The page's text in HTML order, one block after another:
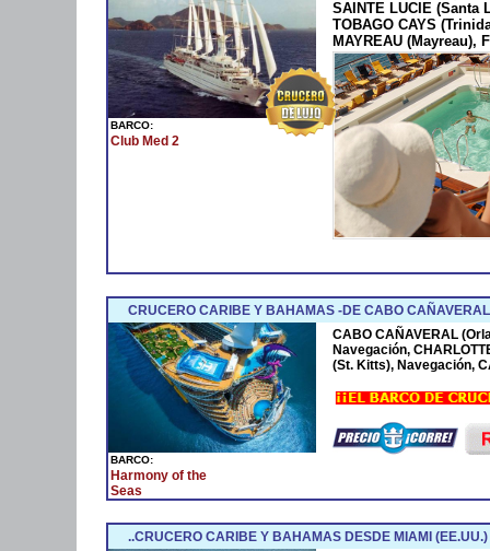
BARCO:
Club Med 2
SAINTE LUCIE (Santa
TOBAGO CAYS
MAYREAU (Mayreau),
CRUCERO CARIBE Y BAHAMAS -DE CABO
BARCO:
Harmony of the
Seas
CABO CAÑAVERAL
Navegación,
(St. Kitts), Navegación,
..CRUCERO CARIBE Y BAHAMAS DESDE MIAMI (EE.UU.)